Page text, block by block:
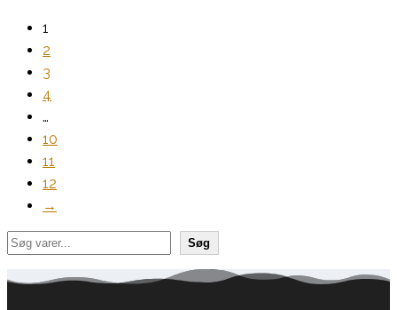
1
2
3
4
…
10
11
12
→
Søg Søg